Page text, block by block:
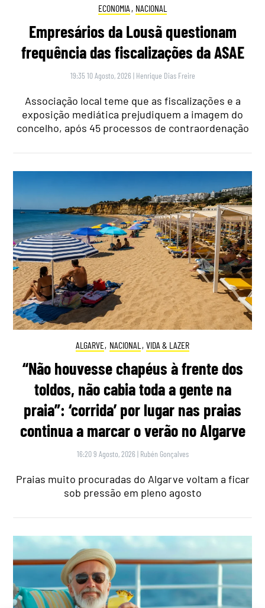
ECONOMIA , NACIONAL
Empresários da Lousã questionam
frequência das fiscalizações da ASAE
19:35 10 Agosto, 2026 | Henrique Dias Freire
Associação local teme que as fiscalizações e a
exposição mediática prejudiquem a imagem do
concelho, após 45 processos de contraordenação
ALGARVE, NACIONAL , VIDA & LAZER
“Não houvesse chapéus à frente dos
toldos, não cabia toda a gente na
praia”: ‘corrida’ por lugar nas praias
continua a marcar o verão no Algarve
16:20 9 Agosto, 2026 | Rubén Gonçalves
Praias muito procuradas do Algarve voltam a ficar
sob pressão em pleno agosto